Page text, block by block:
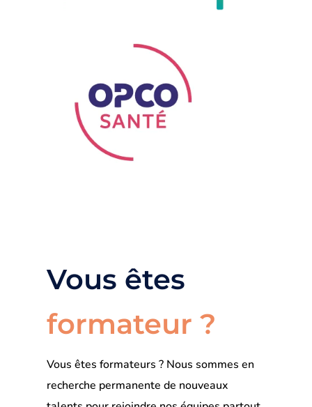
Vous êtes
formateur ?
Vous êtes formateurs ? Nous sommes en
recherche permanente de nouveaux